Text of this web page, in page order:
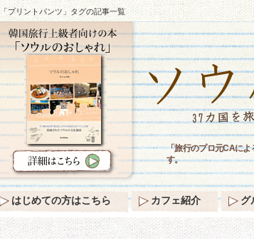
「プリントパンツ」タグの記事一覧
「旅行のプロ元CAによ
す。
はじめての方はこちら カフェ紹介 グ